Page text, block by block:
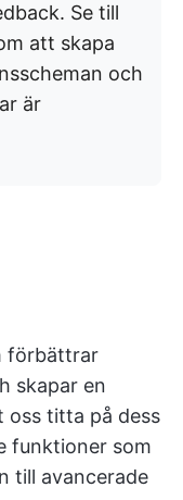
Se till
att skapa
och
är
förbättrar
skapar en
oss titta på dess
funktioner som
till avancerade